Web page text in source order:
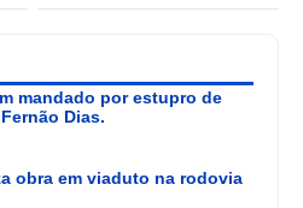
mandado por estupro de
Dias.
obra em viaduto na rodovia